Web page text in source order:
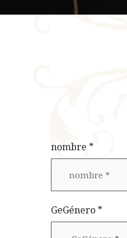
nombre *
GeGénero *